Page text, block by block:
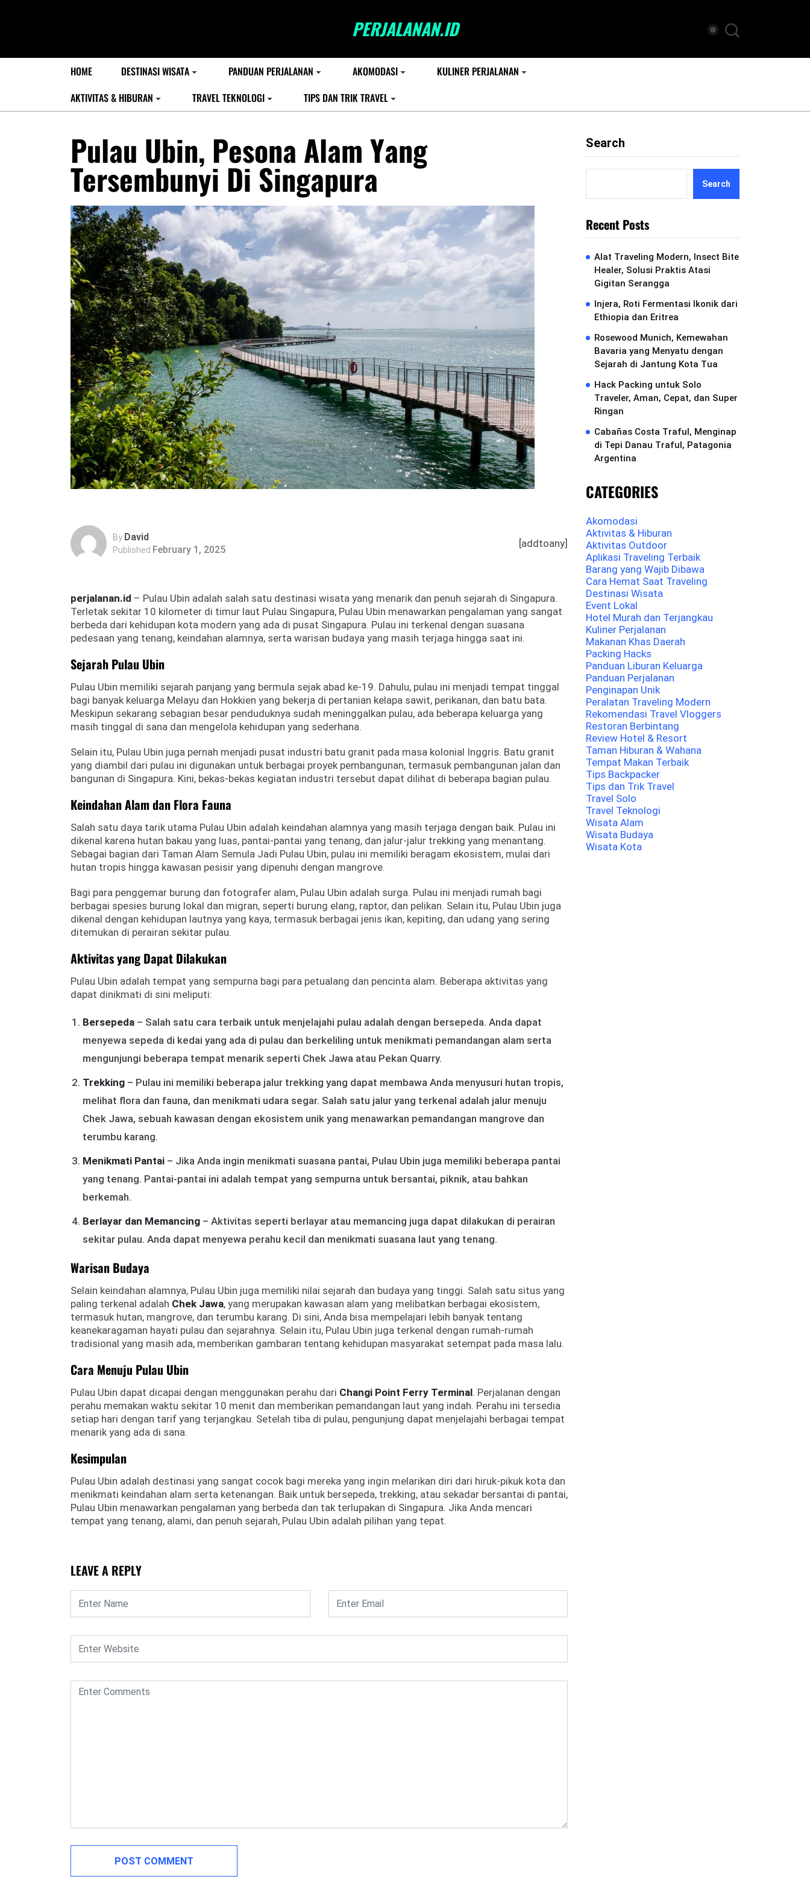
PERJALANAN.ID
HOME DESTINASI WISATA PANDUAN PERJALANAN AKOMODASI
KULINER PERJALANAN
AKTIVITAS & HIBURAN
TRAVEL TEKNOLOGI TIPS DAN TRIK TRAVEL
Pulau Ubin, Pesona Alam Yang
Tersembunyi Di Singapura
By David
Published February 1, 2025 [addtoany]
perjalanan.id – Pulau Ubin adalah salah satu destinasi wisata yang menarik dan penuh sejarah di Singapura.
Terletak sekitar 10 kilometer di timur laut Pulau Singapura, Pulau Ubin menawarkan pengalaman yang sangat
berbeda dari kehidupan kota modern yang ada di pusat Singapura. Pulau ini terkenal dengan suasana
pedesaan yang tenang, keindahan alamnya, serta warisan budaya yang masih terjaga hingga saat ini.
Sejarah Pulau Ubin
Pulau Ubin memiliki sejarah panjang yang bermula sejak abad ke-19. Dahulu, pulau ini menjadi tempat tinggal
bagi banyak keluarga Melayu dan Hokkien yang bekerja di pertanian kelapa sawit, perikanan, dan batu bata.
Meskipun sekarang sebagian besar penduduknya sudah meninggalkan pulau, ada beberapa keluarga yang
masih tinggal di sana dan mengelola kehidupan yang sederhana.
Selain itu, Pulau Ubin juga pernah menjadi pusat industri batu granit pada masa kolonial Inggris. Batu granit
yang diambil dari pulau ini digunakan untuk berbagai proyek pembangunan, termasuk pembangunan jalan dan
bangunan di Singapura. Kini, bekas-bekas kegiatan industri tersebut dapat dilihat di beberapa bagian pulau.
Keindahan Alam dan Flora Fauna
Salah satu daya tarik utama Pulau Ubin adalah keindahan alamnya yang masih terjaga dengan baik. Pulau ini
dikenal karena hutan bakau yang luas, pantai-pantai yang tenang, dan jalur-jalur trekking yang menantang.
Sebagai bagian dari Taman Alam Semula Jadi Pulau Ubin, pulau ini memiliki beragam ekosistem, mulai dari
hutan tropis hingga kawasan pesisir yang dipenuhi dengan mangrove.
Bagi para penggemar burung dan fotografer alam, Pulau Ubin adalah surga. Pulau ini menjadi rumah bagi
berbagai spesies burung lokal dan migran, seperti burung elang, raptor, dan pelikan. Selain itu, Pulau Ubin juga
dikenal dengan kehidupan lautnya yang kaya, termasuk berbagai jenis ikan, kepiting, dan udang yang sering
ditemukan di perairan sekitar pulau.
Aktivitas yang Dapat Dilakukan
Pulau Ubin adalah tempat yang sempurna bagi para petualang dan pencinta alam. Beberapa aktivitas yang
dapat dinikmati di sini meliputi:
Bersepeda – Salah satu cara terbaik untuk menjelajahi pulau adalah dengan bersepeda. Anda dapat
menyewa sepeda di kedai yang ada di pulau dan berkeliling untuk menikmati pemandangan alam serta
mengunjungi beberapa tempat menarik seperti Chek Jawa atau Pekan Quarry.
Trekking – Pulau ini memiliki beberapa jalur trekking yang dapat membawa Anda menyusuri hutan tropis,
melihat flora dan fauna, dan menikmati udara segar. Salah satu jalur yang terkenal adalah jalur menuju
Chek Jawa, sebuah kawasan dengan ekosistem unik yang menawarkan pemandangan mangrove dan
terumbu karang.
Menikmati Pantai – Jika Anda ingin menikmati suasana pantai, Pulau Ubin juga memiliki beberapa pantai
yang tenang. Pantai-pantai ini adalah tempat yang sempurna untuk bersantai, piknik, atau bahkan
berkemah.
Berlayar dan Memancing – Aktivitas seperti berlayar atau memancing juga dapat dilakukan di perairan
sekitar pulau. Anda dapat menyewa perahu kecil dan menikmati suasana laut yang tenang.
Warisan Budaya
Selain keindahan alamnya, Pulau Ubin juga memiliki nilai sejarah dan budaya yang tinggi. Salah satu situs yang
paling terkenal adalah Chek Jawa, yang merupakan kawasan alam yang melibatkan berbagai ekosistem,
termasuk hutan, mangrove, dan terumbu karang. Di sini, Anda bisa mempelajari lebih banyak tentang
keanekaragaman hayati pulau dan sejarahnya. Selain itu, Pulau Ubin juga terkenal dengan rumah-rumah
tradisional yang masih ada, memberikan gambaran tentang kehidupan masyarakat setempat pada masa lalu.
Cara Menuju Pulau Ubin
Pulau Ubin dapat dicapai dengan menggunakan perahu dari Changi Point Ferry Terminal. Perjalanan dengan
perahu memakan waktu sekitar 10 menit dan memberikan pemandangan laut yang indah. Perahu ini tersedia
setiap hari dengan tarif yang terjangkau. Setelah tiba di pulau, pengunjung dapat menjelajahi berbagai tempat
menarik yang ada di sana.
Kesimpulan
Pulau Ubin adalah destinasi yang sangat cocok bagi mereka yang ingin melarikan diri dari hiruk-pikuk kota dan
menikmati keindahan alam serta ketenangan. Baik untuk bersepeda, trekking, atau sekadar bersantai di pantai,
Pulau Ubin menawarkan pengalaman yang berbeda dan tak terlupakan di Singapura. Jika Anda mencari
tempat yang tenang, alami, dan penuh sejarah, Pulau Ubin adalah pilihan yang tepat.
LEAVE A REPLY
Search
Search
Recent Posts
Alat Traveling Modern, Insect Bite
Healer, Solusi Praktis Atasi
Gigitan Serangga
Injera, Roti Fermentasi Ikonik dari
Ethiopia dan Eritrea
Rosewood Munich, Kemewahan
Bavaria yang Menyatu dengan
Sejarah di Jantung Kota Tua
Hack Packing untuk Solo
Traveler, Aman, Cepat, dan Super
Ringan
Cabañas Costa Traful, Menginap
di Tepi Danau Traful, Patagonia
Argentina
CATEGORIES
Akomodasi
Aktivitas & Hiburan
Aktivitas Outdoor
Aplikasi Traveling Terbaik
Barang yang Wajib Dibawa
Cara Hemat Saat Traveling
Destinasi Wisata
Event Lokal
Hotel Murah dan Terjangkau
Kuliner Perjalanan
Makanan Khas Daerah
Packing Hacks
Panduan Liburan Keluarga
Panduan Perjalanan
Penginapan Unik
Peralatan Traveling Modern
Rekomendasi Travel Vloggers
Restoran Berbintang
Review Hotel & Resort
Taman Hiburan & Wahana
Tempat Makan Terbaik
Tips Backpacker
Tips dan Trik Travel
Travel Solo
Travel Teknologi
Wisata Alam
Wisata Budaya
Wisata Kota